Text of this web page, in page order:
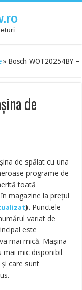
» Bosch WOT20254BY –
de
de spălat cu una
programe de
toată
magazine la prețul
). Punctele
variat de
este
mai mică. Mașina
mai mic disponibil
care sunt